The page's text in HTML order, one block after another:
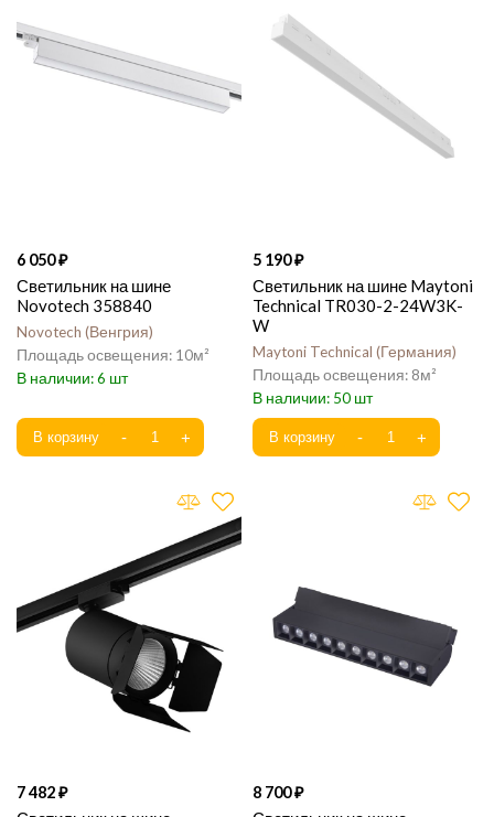
6 050
Светильник на шине
Novotech 358840
Novotech Венгрия
10
6
5 190
Светильник на шине Maytoni
Technical TR030-2-24W3K-
W
Maytoni Technical Германия
8
50
7 482 8 700